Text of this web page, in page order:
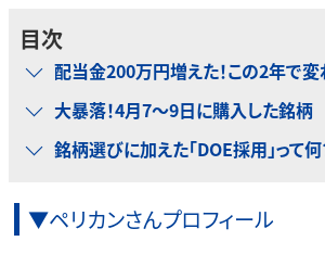
目次
配当金200万円増えた！この2年で変
大暴落！4月7～9日に購入した銘柄
銘柄選びに加えた「DOE採用」って何
▼ペリカンさんプロフィール